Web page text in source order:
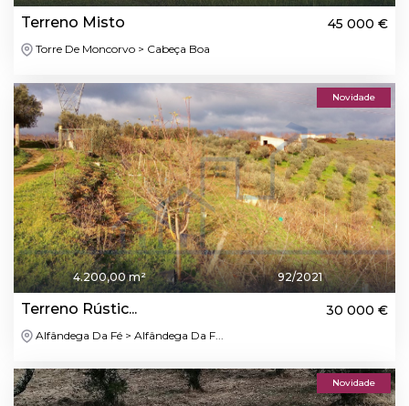
Terreno Misto 45 000 €
Torre De Moncorvo > Cabeça Boa
Novidade
4.200,00 m² 92/2021
Terreno Rústic... 30 000 €
Alfândega Da Fé > Alfândega Da F...
Novidade